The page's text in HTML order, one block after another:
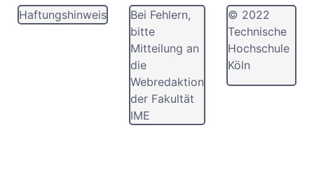
Haftungshinweis
Bei Fehlern,
bitte
Mitteilung an
die
Webredaktion
der Fakultät
IME
© 2022
Technische
Hochschule
Köln